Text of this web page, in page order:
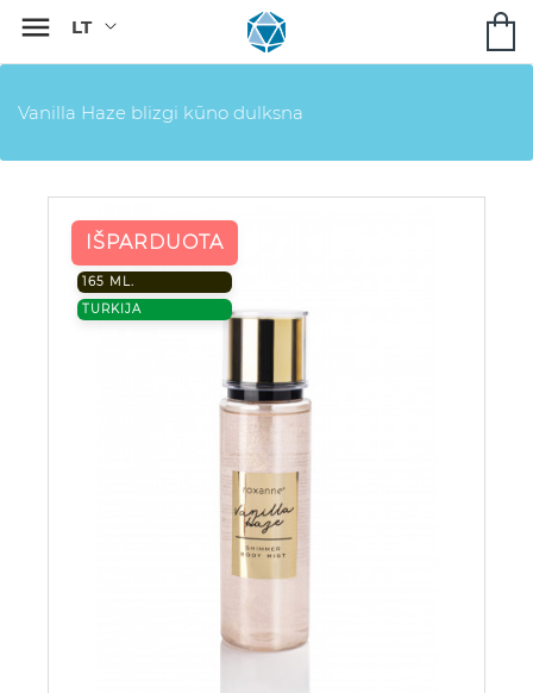

Vanilla Haze blizgi kūno dulksna
IŠPARDUOTA
165 ML.
TURKIJA